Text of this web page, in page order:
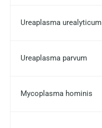
Ureaplasma urealyticum
Ureaplasma parvum
Mycoplasma hominis
Майкоп
Мурманск